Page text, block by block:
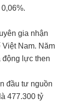
gia nhận
Việt Nam. Năm
lực then
đầu tư nguồn
477.300 tỷ